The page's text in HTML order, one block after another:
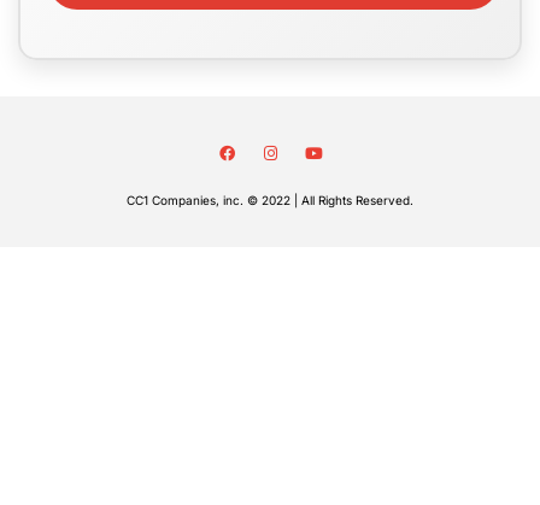
CC1 Companies, inc. © 2022 | All Rights Reserved.